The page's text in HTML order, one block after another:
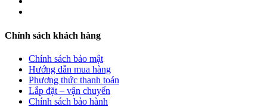
Chính sách khách hàng
Chính sách bảo mật
Hướng dẫn mua hàng
Phương thức thanh toán
Lắp đặt – vận chuyển
Chính sách bảo hành